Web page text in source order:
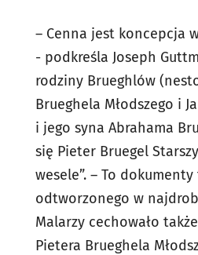
– Cenna jest koncepcja
- podkreśla Joseph
rodziny Brueghlów
Brueghela Młodszego i
i jego syna Abrahama
się Pieter Bruegel
wesele”. – To
odtworzonego w
Malarzy cechowało
Pietera Brueghela